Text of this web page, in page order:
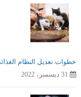
خطوات تعديل النظام
31 ديسمبر، 2022